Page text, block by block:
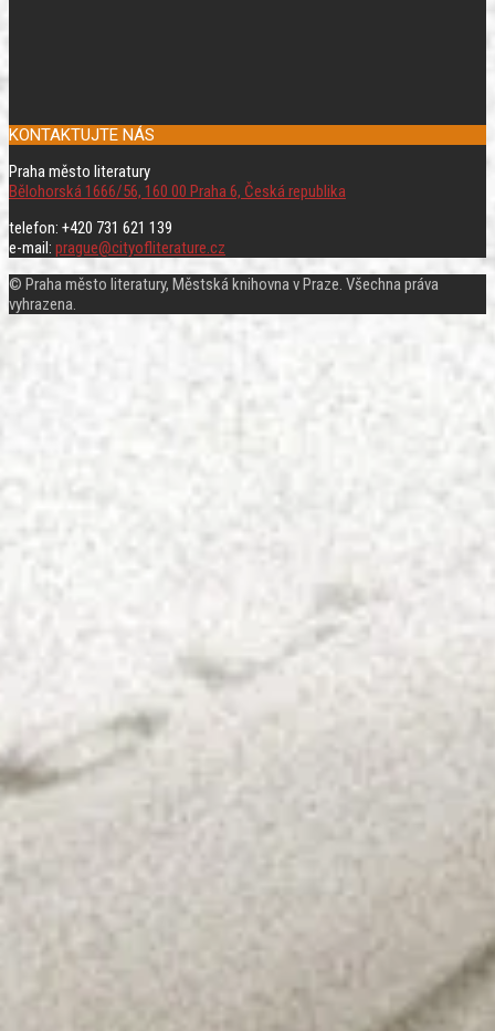
KONTAKTUJTE NÁS
Praha město literatury
Bělohorská 1666/56, 160 00 Praha 6, Česká republika
telefon: +420 731 621 139
e-mail: prague@cityofliterature.cz
© Praha město literatury, Městská knihovna v Praze. Všechna práva
vyhrazena.